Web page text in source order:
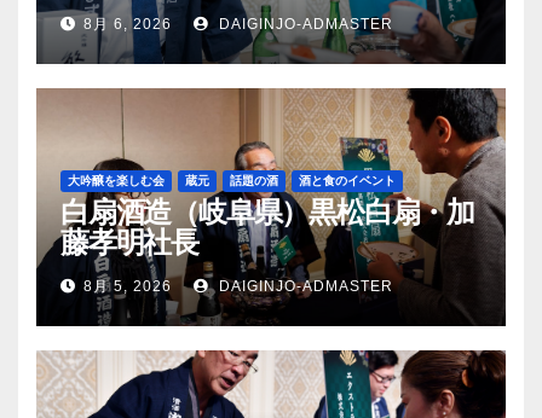
8月 6, 2026 DAIGINJO-ADMASTER
大吟醸を楽しむ会 蔵元 話題の酒 酒と食のイベント
白扇酒造（岐阜県）黒松白扇・加
藤孝明社長
8月 5, 2026 DAIGINJO-ADMASTER